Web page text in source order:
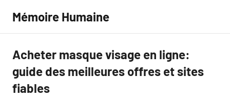
contenu
Mémoire Humaine
Acheter masque visage en ligne:
guide des meilleures offres et sites
fiables